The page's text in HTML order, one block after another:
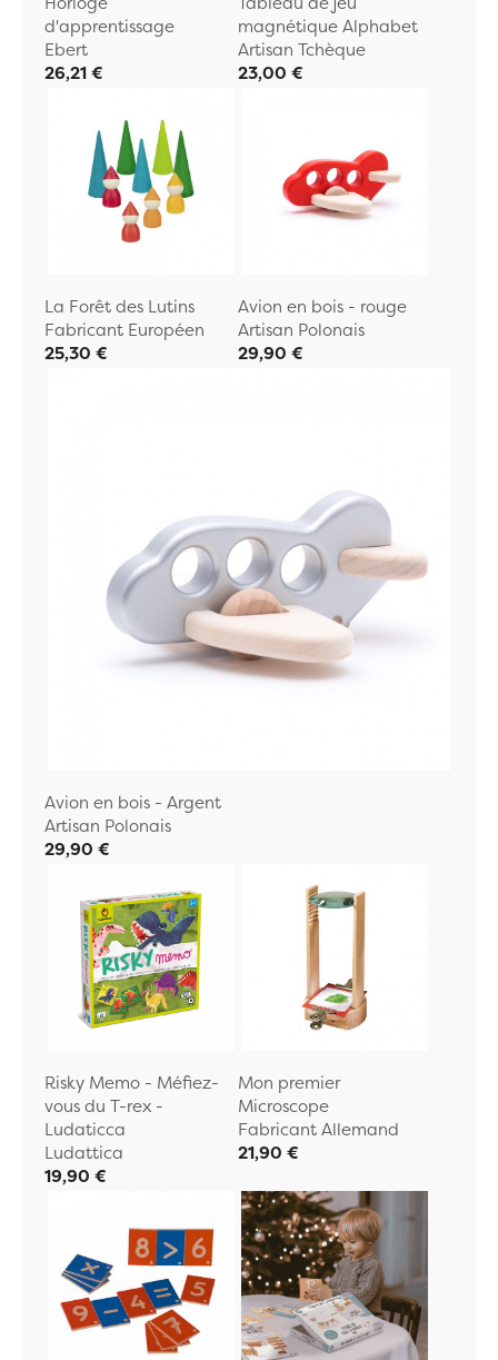
d'apprentissage
Ebert
26,21 €
magnétique Alphabet
Artisan Tchèque
23,00 €
La Forêt des Lutins
Fabricant Européen
25,30 €
Avion en bois - rouge
Artisan Polonais
29,90 €
Avion en bois - Argent
Artisan Polonais
29,90 €
Risky Memo - Méfiez-
vous du T-rex -
Ludaticca
Ludattica
19,90 €
Mon premier
Microscope
Fabricant Allemand
21,90 €